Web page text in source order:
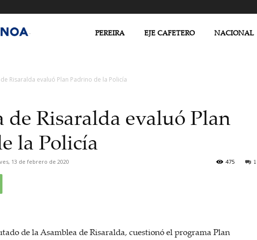
PEREIRA EJE CAFETERO NACIONAL
Risaralda evaluó Plan Padrino de la Policía
de Risaralda evaluó Plan
la Policía
13 de febrero de 2020 1
475
de la Asamblea de Risaralda, cuestionó el programa Plan